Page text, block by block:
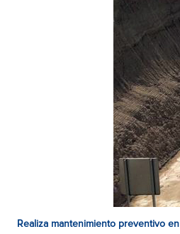
Realiza mantenimiento preventivo